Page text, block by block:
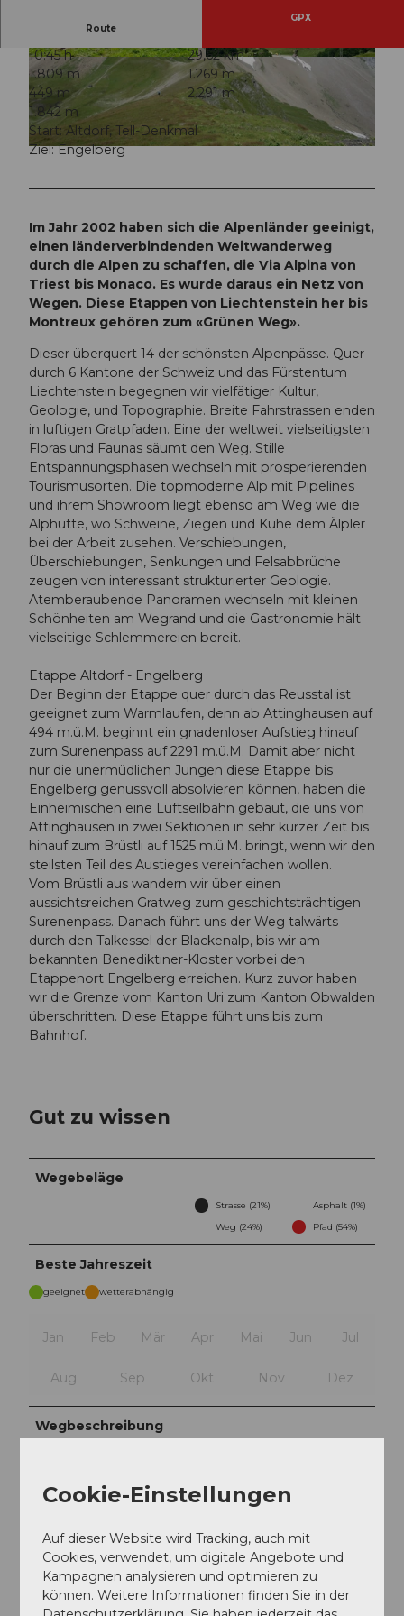
© Markus Fehlmann, Verein Urner Wanderwege
© Attinghasuen Tourismus, attinghausen-touri
CC-BY
© Mathias Weber, Verein Urner Wanderwege
Route
GPX
10:45 h
29,62 km
1.809 m
1.269 m
449 m
2.291 m
1.842 m
Start: Altdorf, Tell-Denkmal
Ziel: Engelberg
Im Jahr 2002 haben sich die Alpenländer geeinigt,
einen länderverbindenden Weitwanderweg
durch die Alpen zu schaffen, die Via Alpina von
Triest bis Monaco. Es wurde daraus ein Netz von
Wegen. Diese Etappen von Liechtenstein her bis
Montreux gehören zum «Grünen Weg».
Dieser überquert 14 der schönsten Alpenpässe. Quer
durch 6 Kantone der Schweiz und das Fürstentum
Liechtenstein begegnen wir vielfätiger Kultur,
Geologie, und Topographie. Breite Fahrstrassen enden
in luftigen Gratpfaden. Eine der weltweit vielseitigsten
Floras und Faunas säumt den Weg. Stille
Entspannungsphasen wechseln mit prosperierenden
Tourismusorten. Die topmoderne Alp mit Pipelines
und ihrem Showroom liegt ebenso am Weg wie die
Alphütte, wo Schweine, Ziegen und Kühe dem Älpler
bei der Arbeit zusehen. Verschiebungen,
Überschiebungen, Senkungen und Felsabbrüche
zeugen von interessant strukturierter Geologie.
Atemberaubende Panoramen wechseln mit kleinen
Schönheiten am Wegrand und die Gastronomie hält
vielseitige Schlemmereien bereit.
Etappe Altdorf - Engelberg
Der Beginn der Etappe quer durch das Reusstal ist
geeignet zum Warmlaufen, denn ab Attinghausen auf
494 m.ü.M. beginnt ein gnadenloser Aufstieg hinauf
zum Surenenpass auf 2291 m.ü.M. Damit aber nicht
nur die unermüdlichen Jungen diese Etappe bis
Engelberg genussvoll absolvieren können, haben die
Einheimischen eine Luftseilbahn gebaut, die uns von
Attinghausen in zwei Sektionen in sehr kurzer Zeit bis
hinauf zum Brüstli auf 1525 m.ü.M. bringt, wenn wir den
steilsten Teil des Austieges vereinfachen wollen.
Vom Brüstli aus wandern wir über einen
aussichtsreichen Gratweg zum geschichtsträchtigen
Surenenpass. Danach führt uns der Weg talwärts
durch den Talkessel der Blackenalp, bis wir am
bekannten Benediktiner-Kloster vorbei den
Etappenort Engelberg erreichen. Kurz zuvor haben
wir die Grenze vom Kanton Uri zum Kanton Obwalden
überschritten. Diese Etappe führt uns bis zum
Bahnhof.
Gut zu wissen
Wegebeläge
Strasse (21%)
Asphalt (1%)
Weg (24%)
Pfad (54%)
Beste Jahreszeit
geeignet wetterabhängig
Jan Feb Mär Apr Mai Jun Jul
Aug Sep Okt Nov Dez
Wegbeschreibung
- Angistock - Surenenpass - Unter Schatzboden -
Toureigenschaften
Einkehrmöglichkeit
Cookie-Einstellungen
Auf dieser Website wird Tracking, auch mit
Cookies, verwendet, um digitale Angebote und
Kampagnen analysieren und optimieren zu
können. Weitere Informationen finden Sie in der